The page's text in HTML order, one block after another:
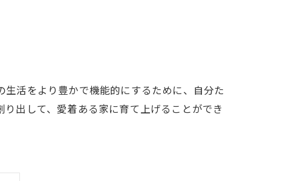
活をより豊かで機能的にするために、自分た
出して、愛着ある家に育て上げることができ